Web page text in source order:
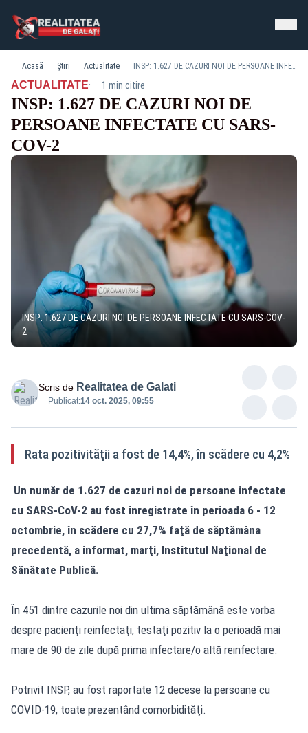
Acasă Știri Actualitate INSP: 1.627 DE CAZURI NOI DE PERSOANE INFECTATE CU SARS-COV-2
ACTUALITATE· 1 min citire
INSP: 1.627 DE CAZURI NOI DE
PERSOANE INFECTATE CU SARS-
COV-2
INSP: 1.627 DE CAZURI NOI DE PERSOANE INFECTATE CU SARS-COV-
2
Scris de Realitatea de Galati
Publicat:14 oct. 2025, 09:55
Rata pozitivităţii a fost de 14,4%, în scădere cu 4,2%
Un număr de 1.627 de cazuri noi de persoane infectate
cu SARS-CoV-2 au fost înregistrate în perioada 6 - 12
octombrie, în scădere cu 27,7% faţă de săptămâna
precedentă, a informat, marţi, Institutul Naţional de
Sănătate Publică.
În 451 dintre cazurile noi din ultima săptămână este vorba
despre pacienţi reinfectaţi, testaţi pozitiv la o perioadă mai
mare de 90 de zile după prima infectare/o altă reinfectare.
Potrivit INSP, au fost raportate 12 decese la persoane cu
COVID-19, toate prezentând comorbidităţi.